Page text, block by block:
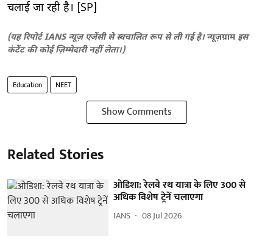
चलाई जा रही है। [SP]
(यह रिपोर्ट IANS न्यूज़ एजेंसी से स्वचालित रूप से ली गई है।न्यूज़ग्राम इस
कंटेंट की कोई ज़िम्मेदारी नहीं लेता।)
Education NEET
Show Comments
Related Stories
ओडिशा: रेलवे रथ यात्रा के लिए 300 से
अधिक विशेष ट्रेनें चलाएगा
IANS 08 Jul 2026